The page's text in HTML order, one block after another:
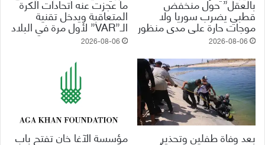
قطبي يضرب سوريا ولا
موجات حارة على مدى منظور
2026-08-06
المتعاقبة ويدخل تقنية
الـ”VAR” لأول مرة في البلاد
2026-08-06
بعد وفاة طفلين وتحذير مؤسسة الآغا خان تفتح باب